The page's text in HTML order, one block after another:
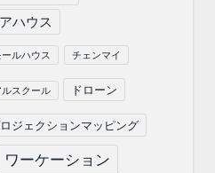
ハウス
ルハウス チェンマイ
スクール ドローン
ジェクションマッピング
ワーケーション